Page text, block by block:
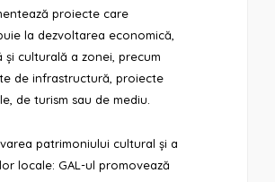
proiecte care
la dezvoltarea economică,
și culturală a zonei, precum
de infrastructură, proiecte
de turism sau de mediu.
patrimoniului cultural și a
locale: GAL-ul promovează